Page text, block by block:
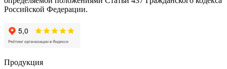
Российской Федерации.
Продукция